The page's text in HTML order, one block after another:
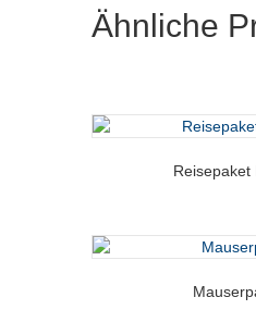
Ähnliche
Reisepaket